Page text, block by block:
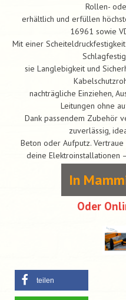
Rollen-
erhältlich und erfüllen
16961 sowie
Mit einer
sie Langlebigkeit und
nachträgliche Einziehen,
Leitungen ohne
Dank passendem Zubehör
zuverlässig,
Beton oder Aufputz.
deine Elektroinstallationen
In
Oder
teilen